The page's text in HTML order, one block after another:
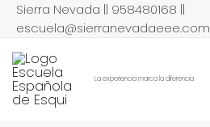
Sierra Nevada || 958480168 ||
escuela@sierranevadaeee.com
La experiencia marca la diferencia